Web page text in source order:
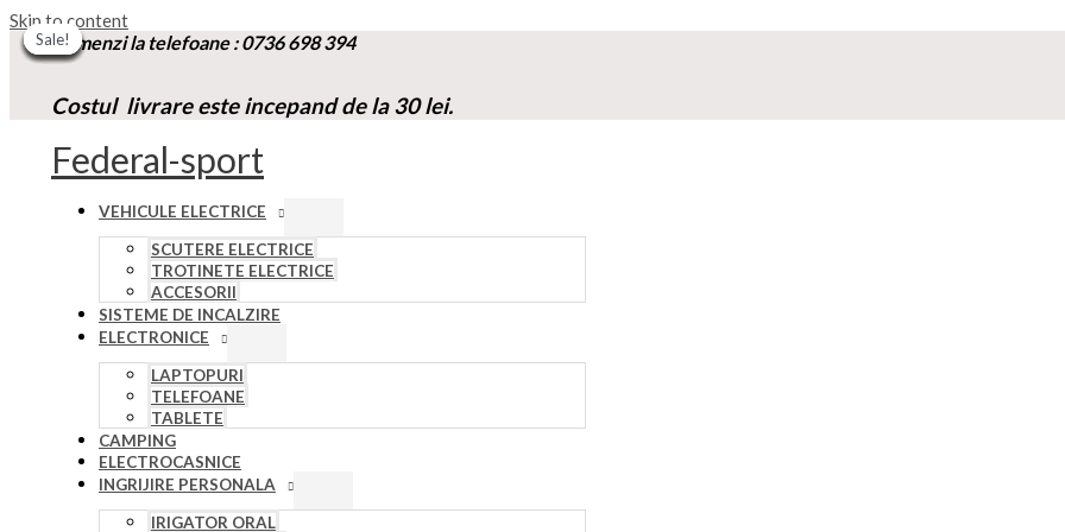
Skip to content
Comenzi la telefoane :0736 698 394
Costul livrare este incepand de la 30 lei.
Federal-sport
VEHICULE ELECTRICE
SCUTERE ELECTRICE
TROTINETE ELECTRICE
ACCESORII
SISTEME DE INCALZIRE
ELECTRONICE
LAPTOPURI
TELEFOANE
TABLETE
CAMPING
ELECTROCASNICE
INGRIJIRE PERSONALA
IRIGATOR ORAL
Sale!
Sale!
Sale!
Sale!
Sale!
Sale!
Sale!
Sale!
Sale!